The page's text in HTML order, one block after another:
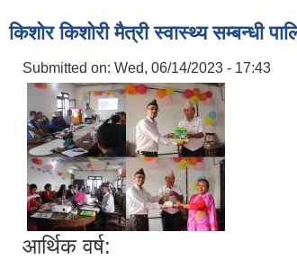
किशोर किशोरी मैत्री स्वास्थ्य सम्बन्धी
Submitted on: Wed, 06/14/2023 - 17:43
आर्थिक वर्ष: